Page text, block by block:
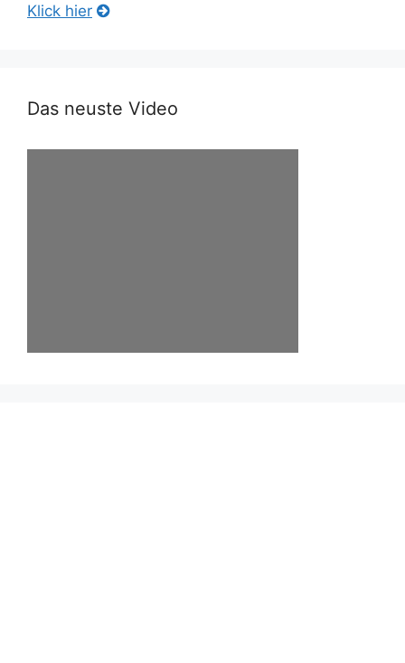
Klick hier
Das neuste Video